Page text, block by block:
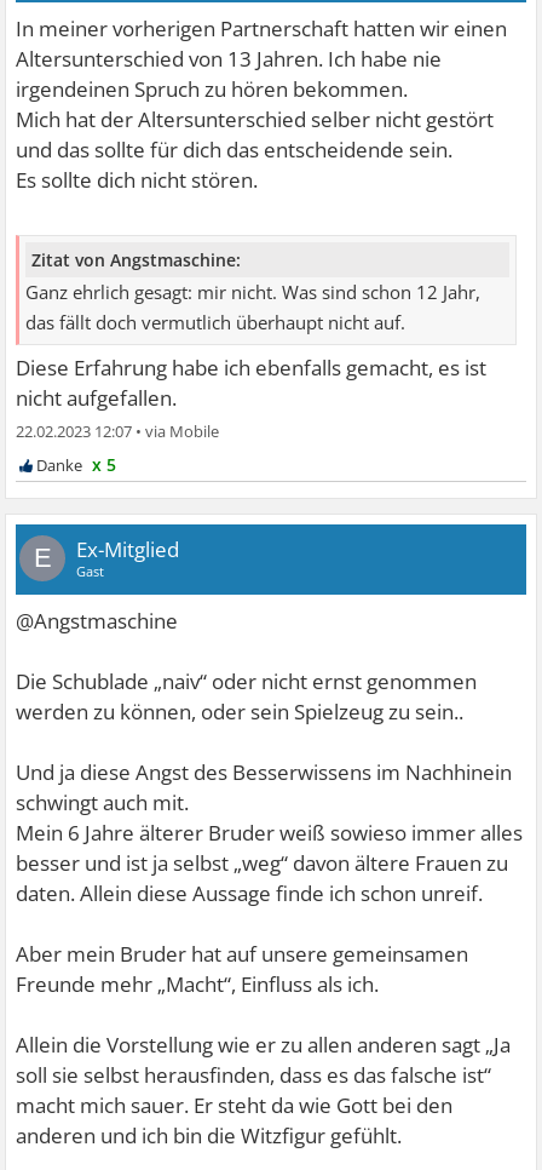
In meiner vorherigen Partnerschaft hatten wir einen
Altersunterschied von 13 Jahren. Ich habe nie
irgendeinen Spruch zu hören bekommen.
Mich hat der Altersunterschied selber nicht gestört
und das sollte für dich das entscheidende sein.
Es sollte dich nicht stören.
Zitat von Angstmaschine:
Ganz ehrlich gesagt: mir nicht. Was sind schon 12 Jahr,
das fällt doch vermutlich überhaupt nicht auf.
Diese Erfahrung habe ich ebenfalls gemacht, es ist
nicht aufgefallen.
22.02.2023 12:07 •
x 5
E Ex-Mitglied
Gast
@Angstmaschine
Die Schublade „naiv“ oder nicht ernst genommen
werden zu können, oder sein Spielzeug zu sein..
Und ja diese Angst des Besserwissens im Nachhinein
schwingt auch mit.
Mein 6 Jahre älterer Bruder weiß sowieso immer alles
besser und ist ja selbst „weg“ davon ältere Frauen zu
daten. Allein diese Aussage finde ich schon unreif.
Aber mein Bruder hat auf unsere gemeinsamen
Freunde mehr „Macht“, Einfluss als ich.
Allein die Vorstellung wie er zu allen anderen sagt „Ja
soll sie selbst herausfinden, dass es das falsche ist“
macht mich sauer. Er steht da wie Gott bei den
anderen und ich bin die Witzfigur gefühlt.